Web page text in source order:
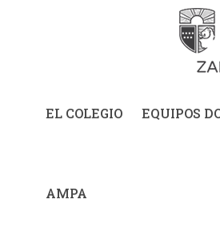
EL COLEGIO EQUIPOS
AMPA